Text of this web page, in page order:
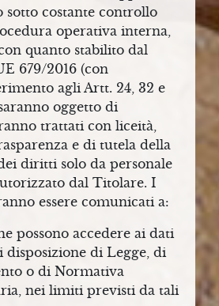
costante controllo
operativa interna,
quanto stabilito dal
679/2016 (con
agli Artt. 24, 32 e
oggetto di
trattati con liceità,
e di tutela della
diritti solo da personale
dal Titolare. I
essere comunicati a:
possono accedere ai dati
disposizione di Legge, di
o di Normativa
nei limiti previsti da tali